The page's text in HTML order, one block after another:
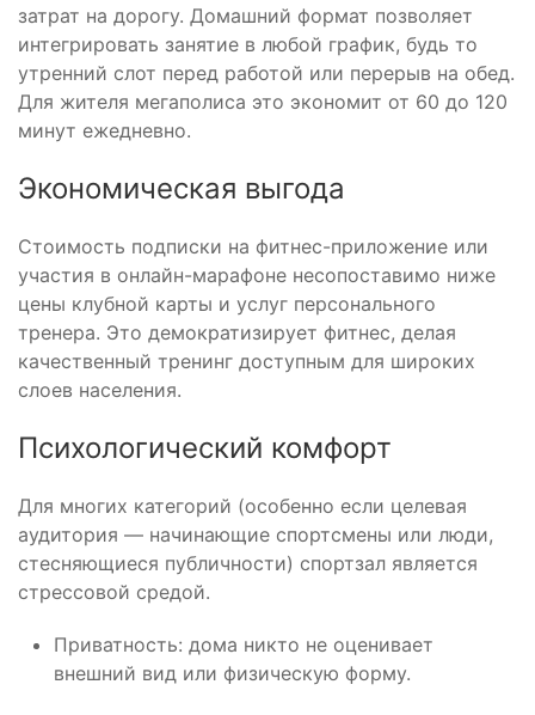
затрат на дорогу. Домашний формат позволяет
интегрировать занятие в любой график, будь то
утренний слот перед работой или перерыв на обед.
Для жителя мегаполиса это экономит от 60 до 120
минут ежедневно.
Экономическая выгода
Стоимость подписки на фитнес-приложение или
участия в онлайн-марафоне несопоставимо ниже
цены клубной карты и услуг персонального
тренера. Это демократизирует фитнес, делая
качественный тренинг доступным для широких
слоев населения.
Психологический комфорт
Для многих категорий (особенно если целевая
аудитория — начинающие спортсмены или люди,
стесняющиеся публичности) спортзал является
стрессовой средой.
Приватность: дома никто не оценивает
внешний вид или физическую форму.